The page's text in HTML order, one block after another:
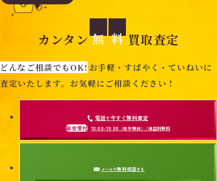
カンタン 無 料 買取査定
どんなご相談でもOK! お手軽・すばやく・ていねいに
査定いたします。お気軽にご相談ください！
電話で今すぐ無料査定
総合受付 10:00-19:00 （年中無休）/通話料無料
メールで無料相談する